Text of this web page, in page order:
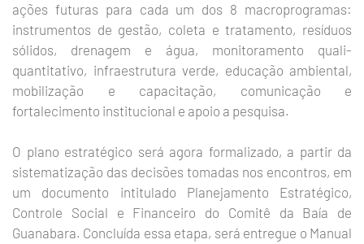
ações futuras para cada um dos 8 macroprogramas:
instrumentos de gestão, coleta e tratamento, resíduos
sólidos, drenagem e água, monitoramento quali-
quantitativo, infraestrutura verde, educação ambiental,
mobilização e capacitação, comunicação e
fortalecimento institucional e apoio a pesquisa.
O plano estratégico será agora formalizado, a partir da
sistematização das decisões tomadas nos encontros, em
um documento intitulado Planejamento Estratégico,
Controle Social e Financeiro do Comitê da Baía de
Guanabara. Concluída essa etapa, será entregue o Manual